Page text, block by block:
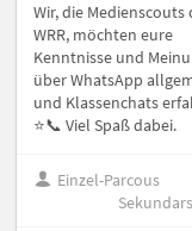
Wir, die Medienscouts
WRR, möchten eure
Kenntnisse und
über WhatsApp
und Klassenchats
⭐️📞 Viel Spaß dabei.
Einzel-Parcous